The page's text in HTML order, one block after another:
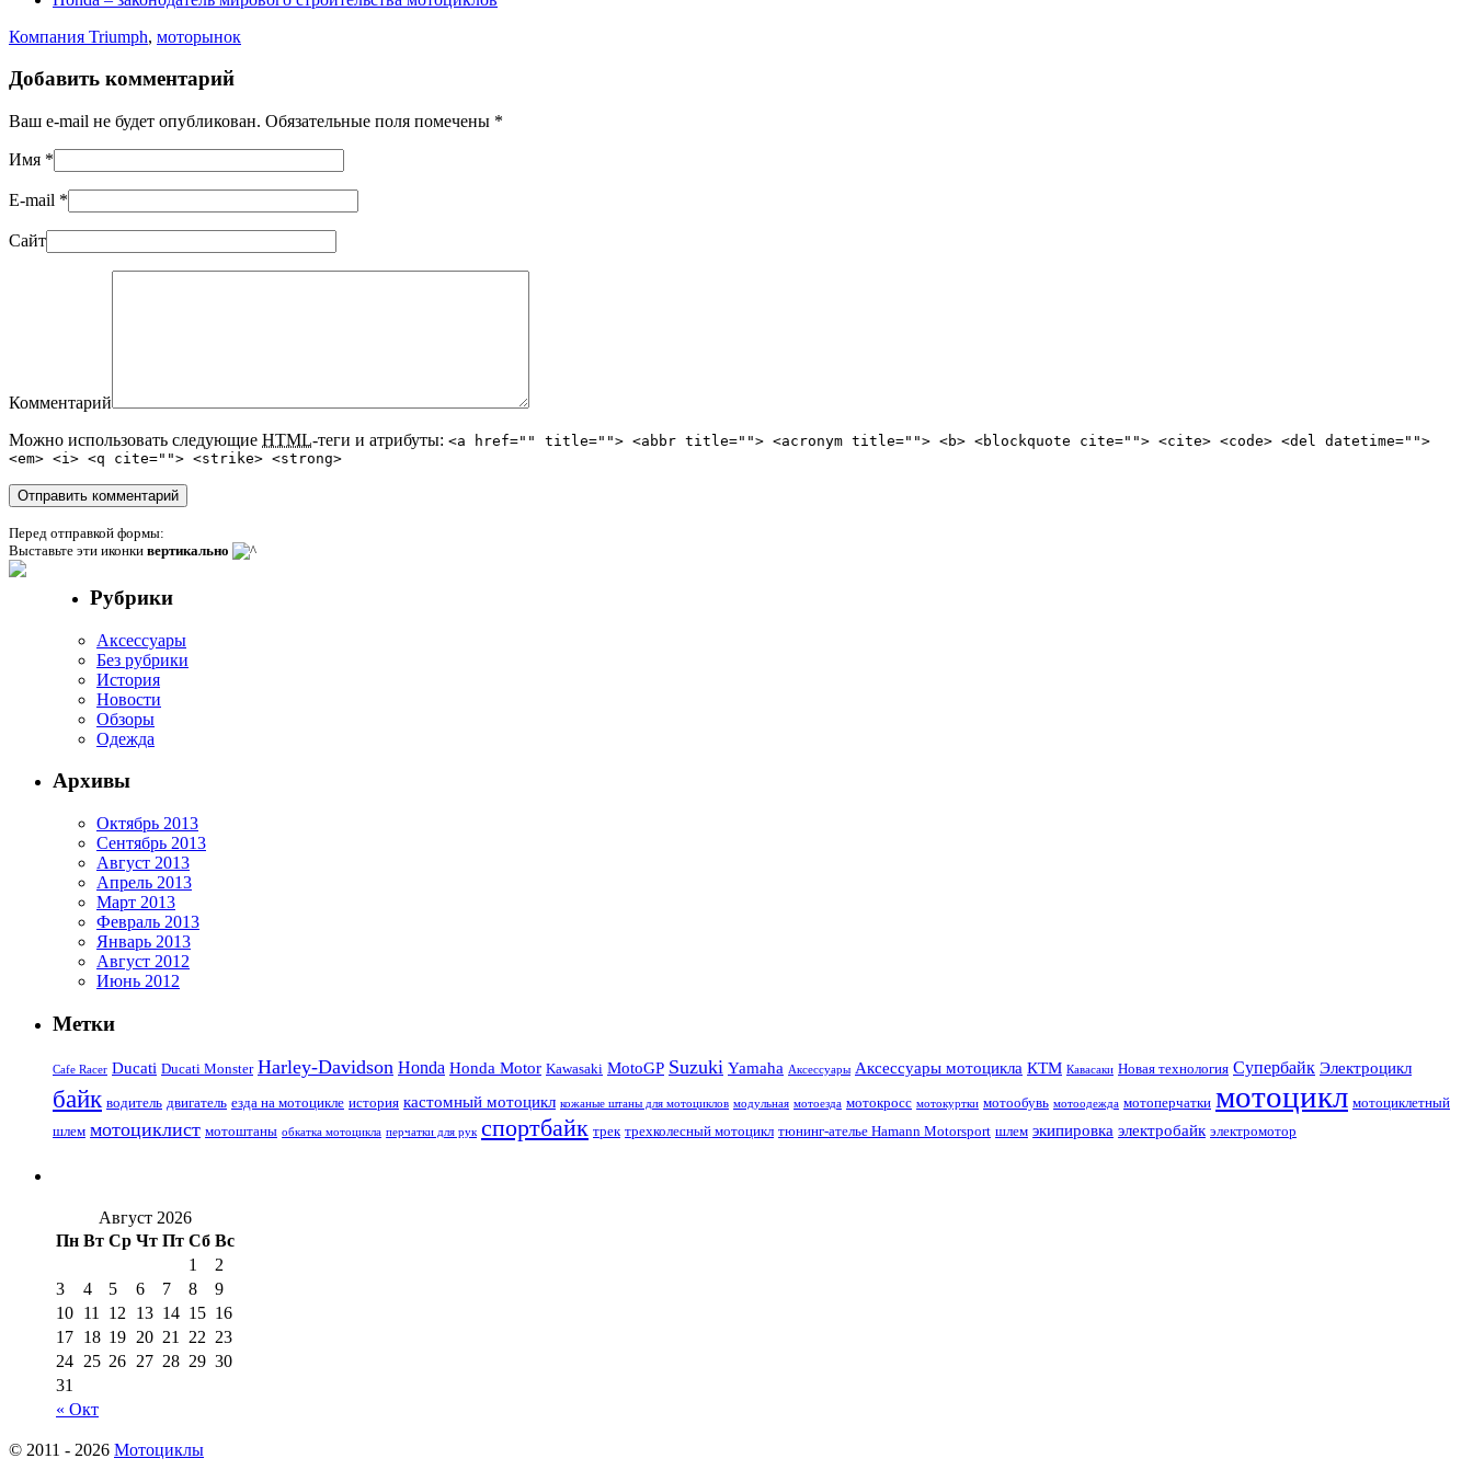
Компания Triumph, моторынок
Добавить комментарий
Ваш e-mail не будет опубликован. Обязательные поля помечены *
Имя *
E-mail *
Сайт
Комментарий
Можно использовать следующие HTML-теги и атрибуты: <a href="" title=""> <abbr title=""> <acronym title=""> <b> <blockquote cite=""> <cite> <code> <del datetime="">
<em> <i> <q cite=""> <strike> <strong>
Перед отправкой формы:
Выставьте эти иконки вертикально
Рубрики
Аксессуары
Без рубрики
История
Новости
Обзоры
Одежда
Архивы
Октябрь 2013
Сентябрь 2013
Август 2013
Апрель 2013
Март 2013
Февраль 2013
Январь 2013
Август 2012
Июнь 2012
Метки
Cafe Racer Ducati Ducati Monster Harley-Davidson Honda Honda Motor Kawasaki MotoGP Suzuki Yamaha Аксессуары Аксессуары мотоцикла КТМ Кавасаки Новая технология Супербайк Электроцикл
байк водитель двигатель езда на мотоцикле история кастомный мотоцикл кожаные штаны для мотоциклов модульная мотоезда мотокросс мотокуртки мотообувь мотоодежда мотоперчатки мотоцикл мотоциклетный
шлем мотоциклист мотоштаны обкатка мотоцикла перчатки для рук спортбайк трек трехколесный мотоцикл тюнинг-ателье Hamann Motorsport шлем экипировка электробайк электромотор
Август 2026
Пн Вт Ср Чт Пт Сб Вс
« Окт
1
2
3
4 5 6 7 8
9
10 11 12 13 14 15 16
17 18 19 20 21 22 23
24 25 26 27 28 29 30
31
© 2011 - 2026 Мотоциклы